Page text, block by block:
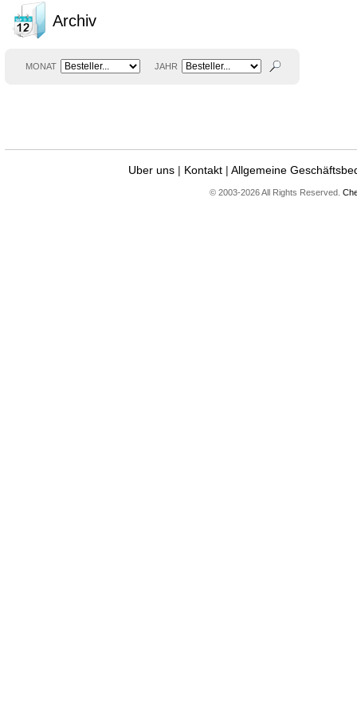
Archiv
MONAT JAHR
Uber uns | Kontakt |Allgemeine
© 2003-2026 All Rights Reserved.